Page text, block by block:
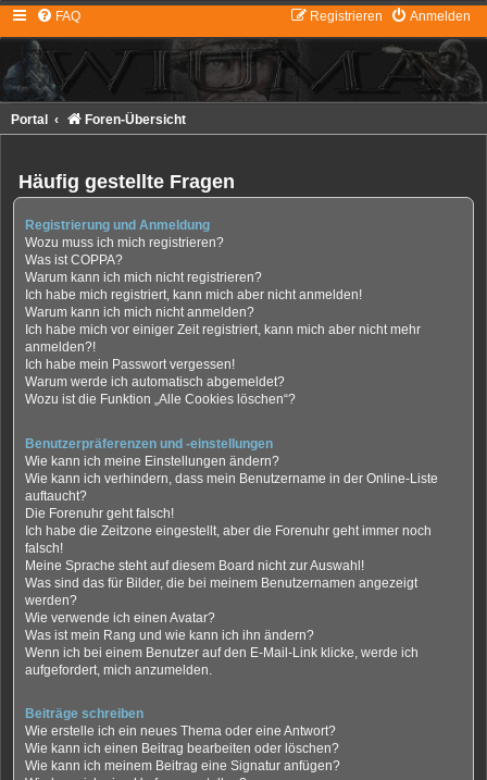
FAQ Anmelden
Registrieren
Portal Foren-Übersicht
Häufig gestellte Fragen
Registrierung und Anmeldung
Wozu muss ich mich registrieren?
Was ist COPPA?
Warum kann ich mich nicht registrieren?
Ich habe mich registriert, kann mich aber nicht anmelden!
Warum kann ich mich nicht anmelden?
Ich habe mich vor einiger Zeit registriert, kann mich aber nicht mehr
anmelden?!
Ich habe mein Passwort vergessen!
Warum werde ich automatisch abgemeldet?
Wozu ist die Funktion „Alle Cookies löschen“?
Benutzerpräferenzen und -einstellungen
Wie kann ich meine Einstellungen ändern?
Wie kann ich verhindern, dass mein Benutzername in der Online-Liste
auftaucht?
Die Forenuhr geht falsch!
Ich habe die Zeitzone eingestellt, aber die Forenuhr geht immer noch
falsch!
Meine Sprache steht auf diesem Board nicht zur Auswahl!
Was sind das für Bilder, die bei meinem Benutzernamen angezeigt
werden?
Wie verwende ich einen Avatar?
Was ist mein Rang und wie kann ich ihn ändern?
Wenn ich bei einem Benutzer auf den E-Mail-Link klicke, werde ich
aufgefordert, mich anzumelden.
Beiträge schreiben
Wie erstelle ich ein neues Thema oder eine Antwort?
Wie kann ich einen Beitrag bearbeiten oder löschen?
Wie kann ich meinem Beitrag eine Signatur anfügen?